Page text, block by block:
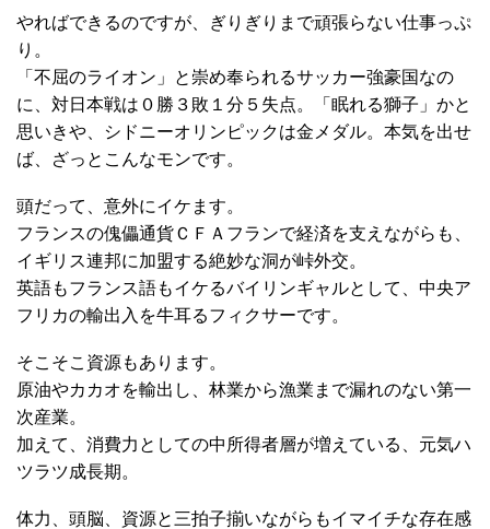
やればできるのですが、ぎりぎりまで頑張らない仕事っぷ
り。
「不屈のライオン」と崇め奉られるサッカー強豪国なの
に、対日本戦は０勝３敗１分５失点。「眠れる獅子」かと
思いきや、シドニーオリンピックは金メダル。本気を出せ
ば、ざっとこんなモンです。
頭だって、意外にイケます。
フランスの傀儡通貨ＣＦＡフランで経済を支えながらも、
イギリス連邦に加盟する絶妙な洞が峠外交。
英語もフランス語もイケるバイリンギャルとして、中央ア
フリカの輸出入を牛耳るフィクサーです。
そこそこ資源もあります。
原油やカカオを輸出し、林業から漁業まで漏れのない第一
次産業。
加えて、消費力としての中所得者層が増えている、元気ハ
ツラツ成長期。
体力、頭脳、資源と三拍子揃いながらもイマイチな存在感